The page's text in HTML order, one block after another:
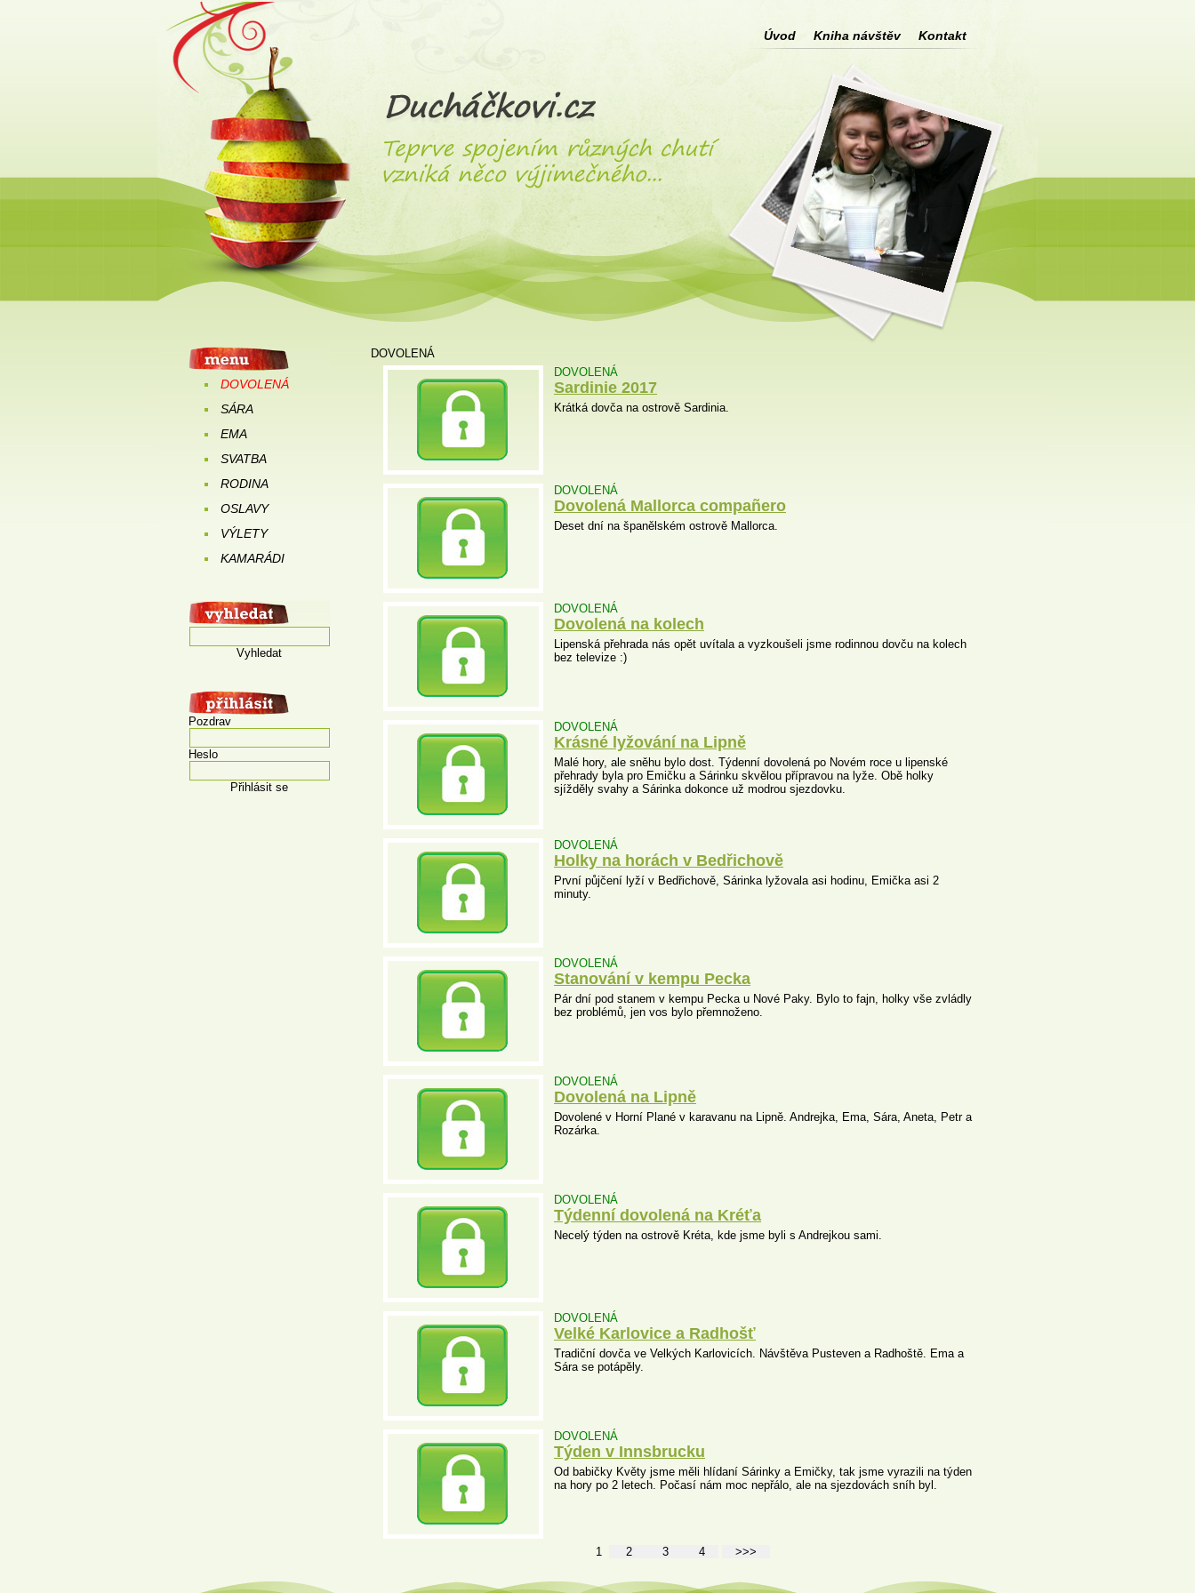
Úvod Kniha návštěv Kontakt
DOVOLENÁ
SÁRA
EMA
SVATBA
RODINA
OSLAVY
VÝLETY
KAMARÁDI
Vyhledat
Pozdrav
Heslo
Přihlásit se
DOVOLENÁ
DOVOLENÁ
Sardinie 2017
Krátká dovča na ostrově Sardinia.
DOVOLENÁ
Dovolená Mallorca compañero
Deset dní na španělském ostrově Mallorca.
DOVOLENÁ
Dovolená na kolech
Lipenská přehrada nás opět uvítala a vyzkoušeli jsme rodinnou dovču na kolech
bez televize :)
DOVOLENÁ
Krásné lyžování na Lipně
Malé hory, ale sněhu bylo dost. Týdenní dovolená po Novém roce u lipenské
přehrady byla pro Emičku a Sárinku skvělou přípravou na lyže. Obě holky
sjížděly svahy a Sárinka dokonce už modrou sjezdovku.
DOVOLENÁ
Holky na horách v Bedřichově
První půjčení lyží v Bedřichově, Sárinka lyžovala asi hodinu, Emička asi 2
minuty.
DOVOLENÁ
Stanování v kempu Pecka
Pár dní pod stanem v kempu Pecka u Nové Paky. Bylo to fajn, holky vše zvládly
bez problémů, jen vos bylo přemnoženo.
DOVOLENÁ
Dovolená na Lipně
Dovolené v Horní Plané v karavanu na Lipně. Andrejka, Ema, Sára, Aneta, Petr a
Rozárka.
DOVOLENÁ
Týdenní dovolená na Kréťa
Necelý týden na ostrově Kréta, kde jsme byli s Andrejkou sami.
DOVOLENÁ
Velké Karlovice a Radhošť
Tradiční dovča ve Velkých Karlovicích. Návštěva Pusteven a Radhoště. Ema a
Sára se potápěly.
DOVOLENÁ
Týden v Innsbrucku
Od babičky Květy jsme měli hlídaní Sárinky a Emičky, tak jsme vyrazili na týden
na hory po 2 letech. Počasí nám moc nepřálo, ale na sjezdovách sníh byl.
1 2 3 4 >>>